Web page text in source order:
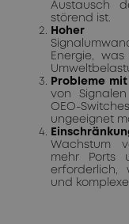
Austausch
störend ist.
Hoher
Energie,
Probleme
von
OEO-
ungeeignet
Wachstum
mehr Ports
erforderlich,
und